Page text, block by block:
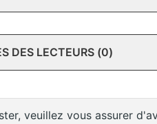
DES LECTEURS (0)
veuillez vous assurer